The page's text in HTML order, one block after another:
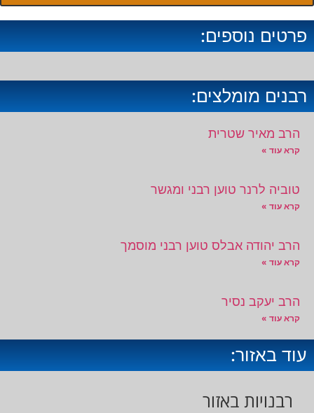
פרטים נוספים:
רבנים מומלצים:
הרב מאיר שטרית
קרא עוד »
טוביה לרנר טוען רבני ומגשר
קרא עוד »
הרב יהודה אבלס טוען רבני מוסמך
קרא עוד »
הרב יעקב נסיר
קרא עוד »
עוד באזור:
רבנויות באזור